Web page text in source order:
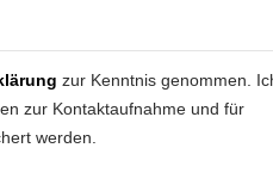
zur Kenntnis genommen.
zur Kontaktaufnahme und für
werden.